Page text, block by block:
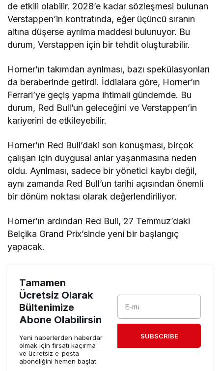
de etkili olabilir. 2028’e kadar sözleşmesi bulunan
Verstappen’in kontratında, eğer üçüncü sıranın
altına düşerse ayrılma maddesi bulunuyor. Bu
durum, Verstappen için bir tehdit oluşturabilir.
Horner’ın takımdan ayrılması, bazı spekülasyonları
da beraberinde getirdi. İddialara göre, Horner’ın
Ferrari’ye geçiş yapma ihtimali gündemde. Bu
durum, Red Bull’un geleceğini ve Verstappen’in
kariyerini de etkileyebilir.
Horner’ın Red Bull’daki son konuşması, birçok
çalışan için duygusal anlar yaşanmasına neden
oldu. Ayrılması, sadece bir yönetici kaybı değil,
aynı zamanda Red Bull’un tarihi açısından önemli
bir dönüm noktası olarak değerlendiriliyor.
Horner’ın ardından Red Bull, 27 Temmuz’daki
Belçika Grand Prix’sinde yeni bir başlangıç
yapacak.
Tamamen
Ücretsiz Olarak
Bültenimize
Abone Olabilirsin
Yeni haberlerden haberdar
olmak için fırsatı kaçırma
ve ücretsiz e-posta
aboneliğini hemen başlat.
SUBSCRIBE